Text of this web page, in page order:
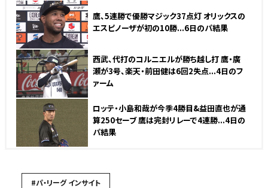
鷹、5連勝で優勝マジック37点灯 オリックスの
エスピノーザが初の10勝...6日のパ結果
西武、代打のコルニエルが勝ち越し打 鷹・廣
瀬が3号、楽天・前田健は6回2失点...4日のフ
ァーム
ロッテ・小島和哉が今季4勝目&益田直也が通
算250セーブ 鷹は完封リレーで4連勝...4日の
パ結果
#パ・リーグ インサイト